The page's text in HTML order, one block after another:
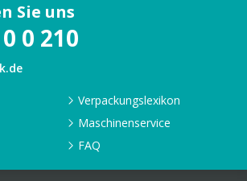
Sie uns
0 210
Verpackungslexikon
Maschinenservice
FAQ